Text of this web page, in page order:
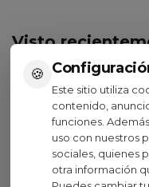
🍪
Este sitio utiliza
contenido,
funciones.
uso con nuestros
sociales, quienes
otra información
Visto
Oakley
Gafas Oakley Hstn Azul
Marino/Azul